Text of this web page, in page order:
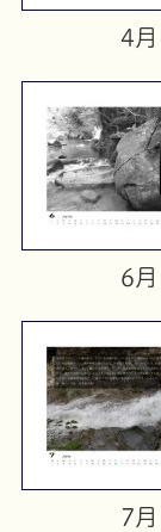
4月
6月
7月